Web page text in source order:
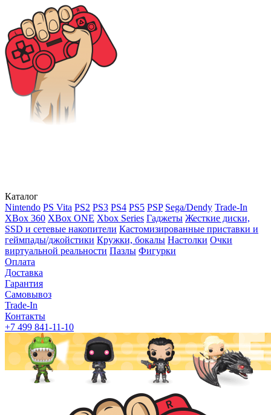
Каталог
Nintendo PS Vita PS2 PS3 PS4 PS5 PSP Sega/Dendy Trade-In
XBox 360 XBox ONE Xbox Series Гаджеты Жесткие диски,
SSD и сетевые накопители Кастомизированные приставки и
геймпады/джойстики Кружки, бокалы Настолки Очки
виртуальной реальности Пазлы Фигурки
Оплата
Доставка
Гарантия
Самовывоз
Trade-In
Контакты
+7 499 841-11-10